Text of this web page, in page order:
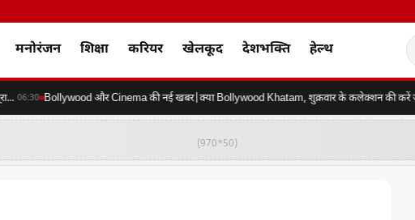
मनोरंजन शिक्षा करियर खेलकूद देशभक्ति हेल्थ
06:30 Bollywood और Cinema की नई खबर|क्या Bollywood Khatam, शुक्रवार के कलेक्शन की करें जांच
(970*50)